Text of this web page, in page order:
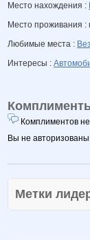
Место нахождения :
Место проживания :
Любимые места :
Интересы :
Комплиментов
Вы не
Метки